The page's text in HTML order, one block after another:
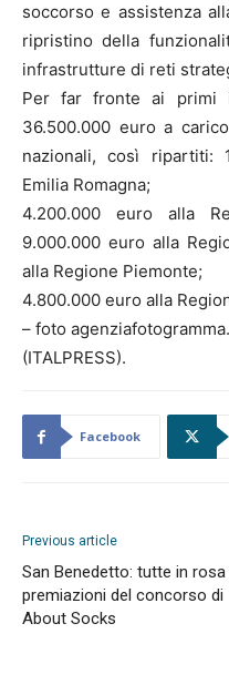
soccorso e assistenza
ripristino della
infrastrutture di reti
Per far fronte ai primi
36.500.000 euro a
nazionali, così ripartiti:
Emilia Romagna;
4.200.000 euro alla
9.000.000 euro alla
alla Regione Piemonte;
4.800.000 euro alla
– foto
(ITALPRESS).
Facebook
Previous article
San Benedetto: tutte in rosa
premiazioni del concorso di
About Socks